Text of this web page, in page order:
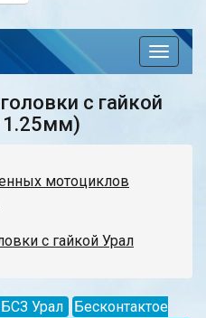
toggle
с гайкой
мотоциклов
с гайкой Урал
Урал
Бесконтактое